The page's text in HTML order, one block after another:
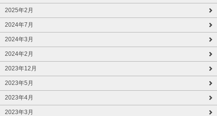
2025年2月
2024年7月
2024年3月
2024年2月
2023年12月
2023年5月
2023年4月
2023年3月